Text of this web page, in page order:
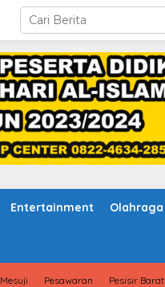
Entertainment Olahraga
Mesuji Pesawaran Pesisir Barat